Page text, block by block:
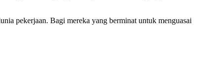
pekerjaan. Bagi mereka yang berminat untuk menguasai